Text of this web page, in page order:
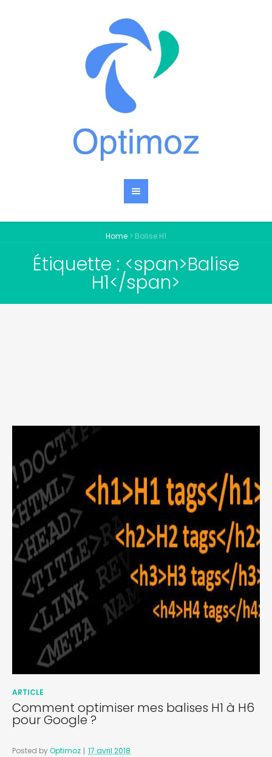
Home > Balise H1
Étiquette : <span>Balise
H1</span>
ARTICLE
Comment optimiser mes balises H1 à H6
pour Google ?
Posted byOptimoz 17 avril 2018